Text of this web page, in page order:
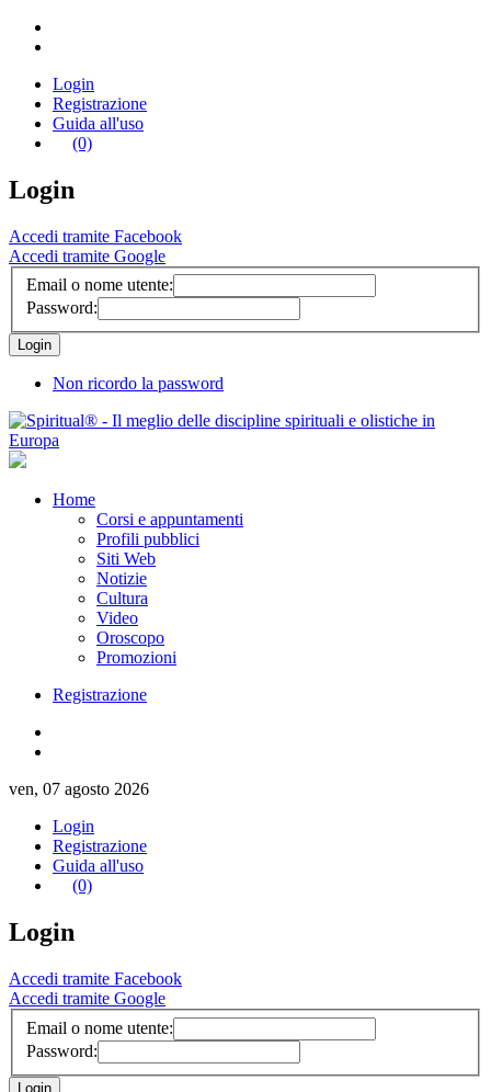
Login
Registrazione
Guida all'uso
(0)
Login
Accedi tramite Facebook
Accedi tramite Google
Email o nome utente:
Password:
Non ricordo la password
Home
Corsi e appuntamenti
Profili pubblici
Siti Web
Notizie
Cultura
Video
Oroscopo
Promozioni
Registrazione
ven, 07 agosto 2026
Login
Registrazione
Guida all'uso
(0)
Login
Accedi tramite Facebook
Accedi tramite Google
Email o nome utente:
Password: